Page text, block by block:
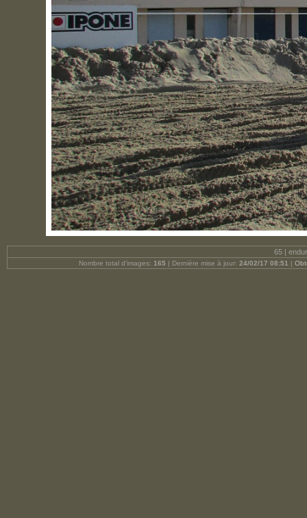
65 |
Nombre total d'images: 165 | Dernière mise à jour:24/02/17 08:51 |